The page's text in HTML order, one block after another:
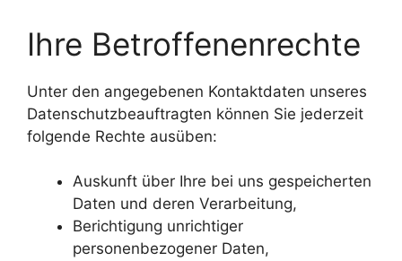
Ihre Betroffenenrechte
Unter den angegebenen Kontaktdaten unseres
Datenschutzbeauftragten können Sie jederzeit
folgende Rechte ausüben:
Auskunft über Ihre bei uns gespeicherten
Daten und deren Verarbeitung,
Berichtigung unrichtiger
personenbezogener Daten,